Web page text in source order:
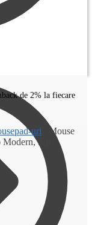
de 2% la fiecare
uri
Mouse
Stil